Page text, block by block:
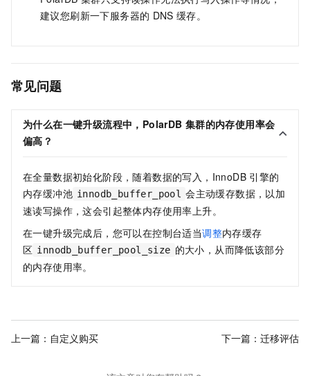
建议您刷新一下服务器的 DNS 缓存。
常见问题
为什么在一键升级流程中， PolarDB 集群的内存使用率会
偏高？
在全量数据初始化阶段，随着数据的写入，InnoDB 引擎的
内存缓冲池 innodb_buffer_pool 会主动缓存数据，以加
速读写操作，这会引起整体内存使用率上升。
在一键升级完成后，您可以在控制台适当调整内存缓存
区 innodb_buffer_pool_size 的大小，从而降低该部分
的内存使用率。
上一篇： 自定义购买 下一篇： 迁移评估